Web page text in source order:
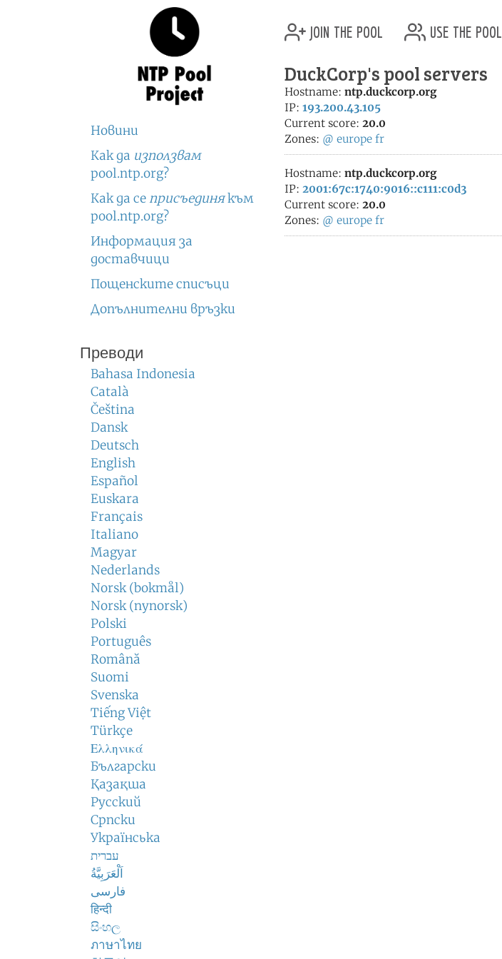
Новини
Как да използвам
pool.ntp.org?
Как да сеприсъединякъм
pool.ntp.org?
Информация за
доставчици
Пощенските списъци
Допълнителни връзки
Преводи
Bahasa Indonesia
Català
Čeština
Dansk
Deutsch
English
Español
Euskara
Français
Italiano
Magyar
Nederlands
Norsk (bokmål)
Norsk (nynorsk)
Polski
Português
Română
Suomi
Svenska
Tiếng Việt
Türkçe
Ελληνικά
Български
Қазақша
Русский
Српски
Українська
עברית
اَلْعَرَبِيَّةُ
فارسی
हिन्दी
සිංහල
ภาษาไทย
join the pool use the pool
DuckCorp's pool servers
Hostname: ntp.duckcorp.org
IP: 193.200.43.105
Current score: 20.0
Zones: @ europe fr
Hostname: ntp.duckcorp.org
IP: 2001:67c:1740:9016::c111:c0d3
Current score: 20.0
Zones: @ europe fr